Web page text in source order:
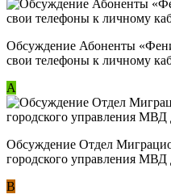
Обсуждение ​Абоненты
свои телефоны к личному
А
Обсуждение Отдел
городского управления
В